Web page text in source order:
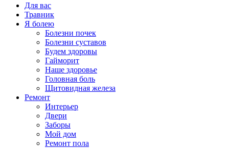
Для вас
Травник
Я болею
Болезни почек
Болезни суставов
Будем здоровы
Гайморит
Наше здоровье
Головная боль
Щитовидная железа
Ремонт
Интерьер
Двери
Заборы
Мой дом
Ремонт пола